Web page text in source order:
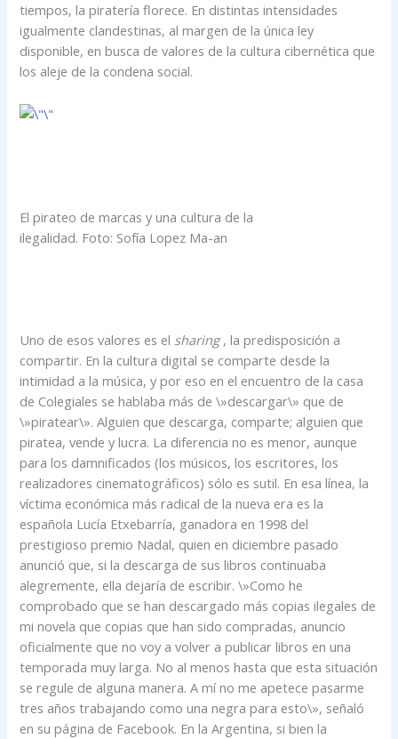
tiempos, la piratería florece. En distintas intensidades
igualmente clandestinas, al margen de la única ley
disponible, en busca de valores de la cultura cibernética que
los aleje de la condena social.
El pirateo de marcas y una cultura de la
ilegalidad. Foto: Sofía Lopez Ma-an
Uno de esos valores es el sharing, la predisposición a
compartir. En la cultura digital se comparte desde la
intimidad a la música, y por eso en el encuentro de la casa
de Colegiales se hablaba más de \»descargar\» que de
\»piratear\». Alguien que descarga, comparte; alguien que
piratea, vende y lucra. La diferencia no es menor, aunque
para los damnificados (los músicos, los escritores, los
realizadores cinematográficos) sólo es sutil. En esa línea, la
víctima económica más radical de la nueva era es la
española Lucía Etxebarría, ganadora en 1998 del
prestigioso premio Nadal, quien en diciembre pasado
anunció que, si la descarga de sus libros continuaba
alegremente, ella dejaría de escribir. \»Como he
comprobado que se han descargado más copias ilegales de
mi novela que copias que han sido compradas, anuncio
oficialmente que no voy a volver a publicar libros en una
temporada muy larga. No al menos hasta que esta situación
se regule de alguna manera. A mí no me apetece pasarme
tres años trabajando como una negra para esto\», señaló
en su página de Facebook. En la Argentina, si bien la